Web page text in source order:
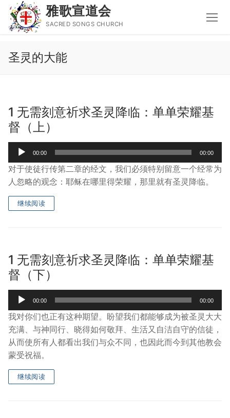
雅歌宣道会
SACRED SONGS CHURCH
主页
主日讲道
圣经导读新唱
属灵书籍
聚会信息
神学研究
圣灵的大能
1 无需刻意祈求圣灵降临：单单荣耀基
督（上）
Audio
Player
00:00 00:00
对于使徒行传第二章的经文，我们必须特别留意一个经常为
人忽略的观念：耶稣在哪里得荣耀，那里就有圣灵降临。
继续阅读
1 无需刻意祈求圣灵降临：单单荣耀基
督（下）
Audio
Player
00:00 00:00
我对你们也正有这种期望。盼望我们都能够成为被圣灵大大
充满、与神同行、晓得如何敬拜、生活又自洁自守的信徒，
从而使所有人都看出我们与众不同，也因此而今到其他教会
蒙受祝福。
继续阅读